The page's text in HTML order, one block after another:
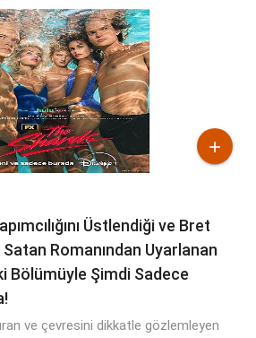

Üstlendiği ve Bret
Satan Romanından Uyarlanan
Bölümüyle Şimdi Sadece
ve çevresini dikkatle gözlemleyen